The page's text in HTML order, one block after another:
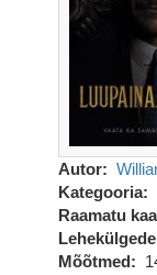
Autor
Kategooria
Raamatu
Mõõtmed